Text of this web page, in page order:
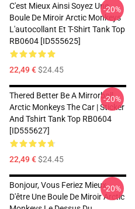
C'est Mieux Ainsi Soyez Une
Boule De Miroir Arctic Monkeys
L'autocollant Et T-Shirt Tank Top
RB0604 [ID555625]
22,49 €$24.45
-20%
Thered Better Be A Mirrorball
Arctic Monkeys The Car | Sticker
And Tshirt Tank Top RB0604
[ID555627]
22,49 €$24.45
-20%
Bonjour, Vous Feriez Mieux
D'être Une Boule De Miroir Arctic
-20%